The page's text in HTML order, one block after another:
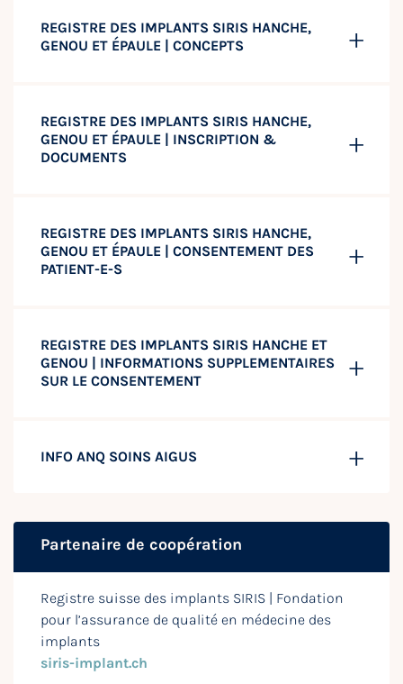
REGISTRE DES IMPLANTS SIRIS HANCHE,
GENOU ET ÉPAULE | CONCEPTS
REGISTRE DES IMPLANTS SIRIS HANCHE,
GENOU ET ÉPAULE | INSCRIPTION &
DOCUMENTS
REGISTRE DES IMPLANTS SIRIS HANCHE,
GENOU ET ÉPAULE | CONSENTEMENT DES
PATIENT-E-S
REGISTRE DES IMPLANTS SIRIS HANCHE ET
GENOU | INFORMATIONS SUPPLEMENTAIRES
SUR LE CONSENTEMENT
INFO ANQ SOINS AIGUS
Partenaire de coopération
Registre suisse des implants SIRIS | Fondation
pour l’assurance de qualité en médecine des
implants
siris-implant.ch